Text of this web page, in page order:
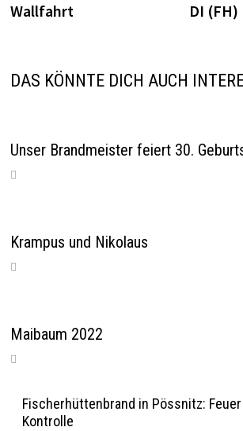
Wallfahrt
DI
DAS KÖNNTE DICH AUCH
Unser Brandmeister feiert 30.
Krampus und Nikolaus
Maibaum 2022
Fischerhüttenbrand in Pössnitz:
Kontrolle